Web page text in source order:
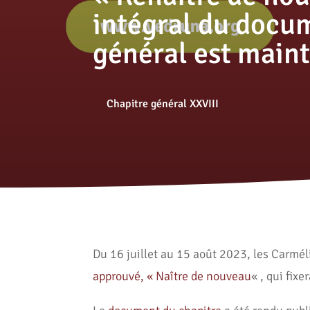
intégral du
général est
Chapitre général XXVIII
Du 16 juillet au 15 août 2023, les
approuvé, « Naître de nouveau« , qui